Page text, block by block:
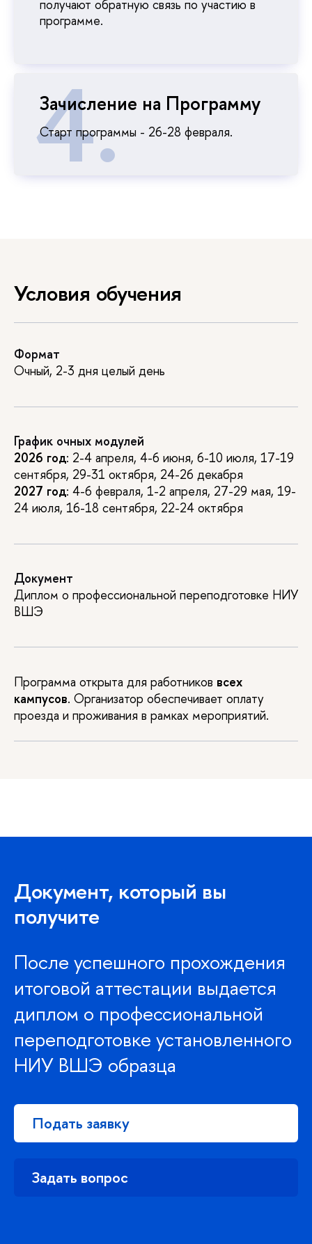
получают обратную связь по участию в
программе.
Зачисление на Программу
Старт программы - 26-28 февраля.
Условия обучения
Формат
Очный, 2-3 дня целый день
График очных модулей
2026 год: 2-4 апреля, 4-6 июня, 6-10 июля, 17-19
сентября, 29-31 октября, 24-26 декабря
2027 год: 4-6 февраля, 1-2 апреля, 27-29 мая, 19-
24 июля, 16-18 сентября, 22-24 октября
Документ
Диплом о профессиональной переподготовке НИУ
ВШЭ
Программа открыта для работников всех
кампусов. Организатор обеспечивает оплату
проезда и проживания в рамках мероприятий.
Документ, который вы
получите
После успешного прохождения
итоговой аттестации выдается
диплом о профессиональной
переподготовке установленного
НИУ ВШЭ образца
Подать заявку
Задать вопрос